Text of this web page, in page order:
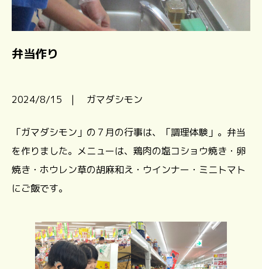
弁当作り
2024/8/15 | ガマダシモン
「ガマダシモン」の７月の行事は、「調理体験」。弁当
を作りました。メニューは、鶏肉の塩コショウ焼き・卵
焼き・ホウレン草の胡麻和え・ウインナー・ミニトマト
にご飯です。